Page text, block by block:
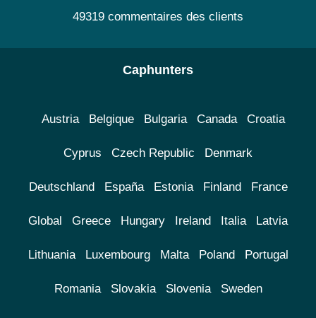
49319 commentaires des clients
Caphunters
Austria Belgique Bulgaria Canada Croatia
Cyprus Czech Republic Denmark
Deutschland España Estonia Finland France
Global Greece Hungary Ireland Italia Latvia
Lithuania Luxembourg Malta Poland Portugal
Romania Slovakia Slovenia Sweden